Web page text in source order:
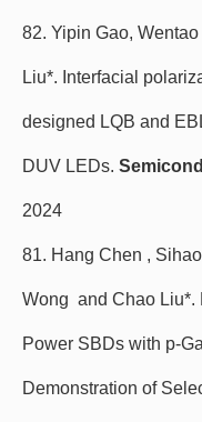
82. Yipin Gao,
Liu*. Interfacial
designed LQB and
DUV LEDs.
2024
81. Hang Chen ,
Wong and Chao Liu*.
Power SBDs with p-
Demonstration of